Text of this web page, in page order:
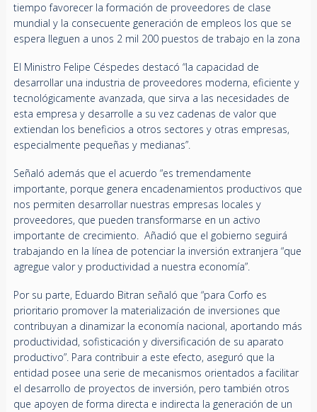
tiempo favorecer la formación de proveedores de clase
mundial y la consecuente generación de empleos los que se
espera lleguen a unos 2 mil 200 puestos de trabajo en la zona
El Ministro Felipe Céspedes destacó “la capacidad de
desarrollar una industria de proveedores moderna, eficiente y
tecnológicamente avanzada, que sirva a las necesidades de
esta empresa y desarrolle a su vez cadenas de valor que
extiendan los beneficios a otros sectores y otras empresas,
especialmente pequeñas y medianas”.
Señaló además que el acuerdo “es tremendamente
importante, porque genera encadenamientos productivos que
nos permiten desarrollar nuestras empresas locales y
proveedores, que pueden transformarse en un activo
importante de crecimiento. Añadió que el gobierno seguirá
trabajando en la línea de potenciar la inversión extranjera “que
agregue valor y productividad a nuestra economía”.
Por su parte, Eduardo Bitran señaló que “para Corfo es
prioritario promover la materialización de inversiones que
contribuyan a dinamizar la economía nacional, aportando más
productividad, sofisticación y diversificación de su aparato
productivo”. Para contribuir a este efecto, aseguró que la
entidad posee una serie de mecanismos orientados a facilitar
el desarrollo de proyectos de inversión, pero también otros
que apoyen de forma directa e indirecta la generación de un